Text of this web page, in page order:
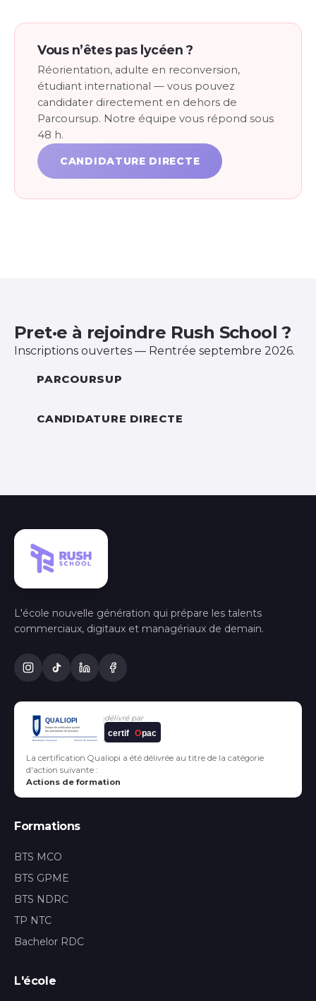
Vous n’êtes pas lycéen ?
Réorientation, adulte en reconversion,
étudiant international — vous pouvez
candidater directement en dehors de
Parcoursup. Notre équipe vous répond sous
48 h.
CANDIDATURE DIRECTE
Pret·e à rejoindre Rush School ?
Inscriptions ouvertes — Rentrée septembre 2026.
PARCOURSUP
CANDIDATURE DIRECTE
L'école nouvelle génération qui prépare les talents
commerciaux, digitaux et managériaux de demain.
délivré par
certif Opac
La certification Qualiopi a été délivrée au titre de la catégorie
d'action suivante :
Actions de formation
Formations
BTS MCO
BTS GPME
BTS NDRC
TP NTC
Bachelor RDC
L'école